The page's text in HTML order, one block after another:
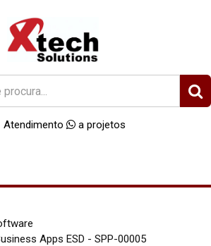
Atendimento a projetos
Apps ESD - SPP-00005